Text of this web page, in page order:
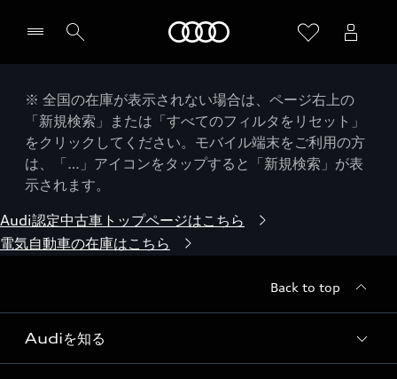
※ 全国の在庫が表示されない場合は、ページ右上の
「新規検索」または「すべてのフィルタをリセット」
をクリックしてください。モバイル端末をご利用の方
は、「…」アイコンをタップすると「新規検索」が表
示されます。
Audi認定中古車トップページはこちら
電気自動車の在庫はこちら
Back to top
Audiを知る